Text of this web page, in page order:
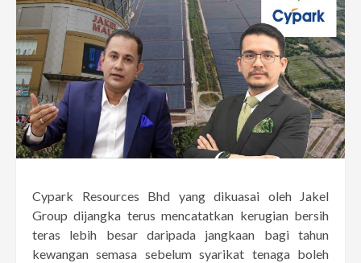
Cypark Resources Bhd yang dikuasai oleh Jakel
Group dijangka terus mencatatkan kerugian bersih
teras lebih besar daripada jangkaan bagi tahun
kewangan semasa sebelum syarikat tenaga boleh